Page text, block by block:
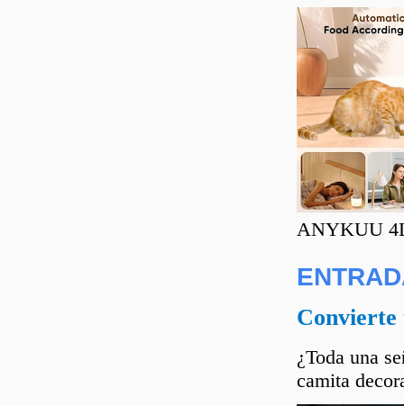
ANYKUU
Convierte
¿Toda una
camita